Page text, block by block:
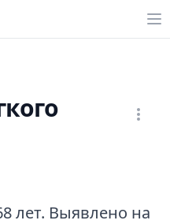
лет. Выявлено на